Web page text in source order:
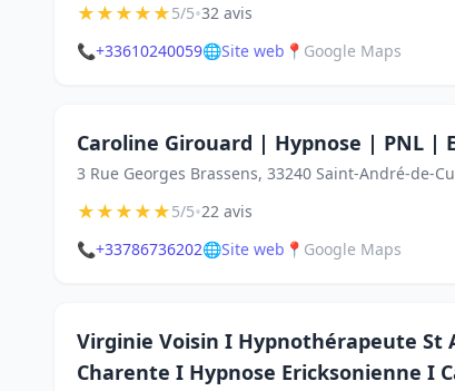
★★★★★5/5•32 avis
📞+33610240059🌐Site web 📍 Google Maps
Caroline Girouard | Hypnose | PNL |
3 Rue Georges Brassens, 33240 Saint-André-de-
★★★★★5/5•22 avis
📞+33786736202🌐Site web 📍 Google Maps
Virginie Voisin I Hypnothérapeute St
Charente I Hypnose Ericksonienne I